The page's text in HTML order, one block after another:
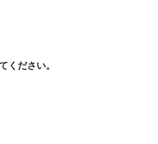
ください。